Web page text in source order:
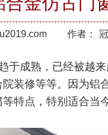
作者：
于成熟，已经被越
院装修等等。因为铝
特点，特别适合当